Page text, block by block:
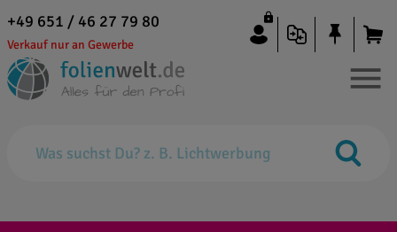
+49 651 / 46 27 79 80
Verkauf nur an Gewerbe